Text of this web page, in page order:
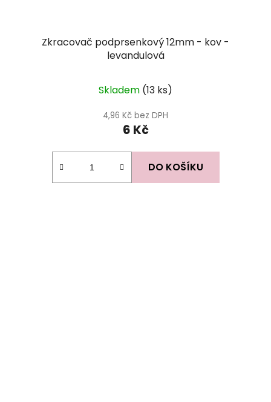
Zkracovač podprsenkový 12mm - kov -
levandulová
Skladem (13 ks)
4,96 Kč bez DPH
6 Kč
DO KOŠÍKU